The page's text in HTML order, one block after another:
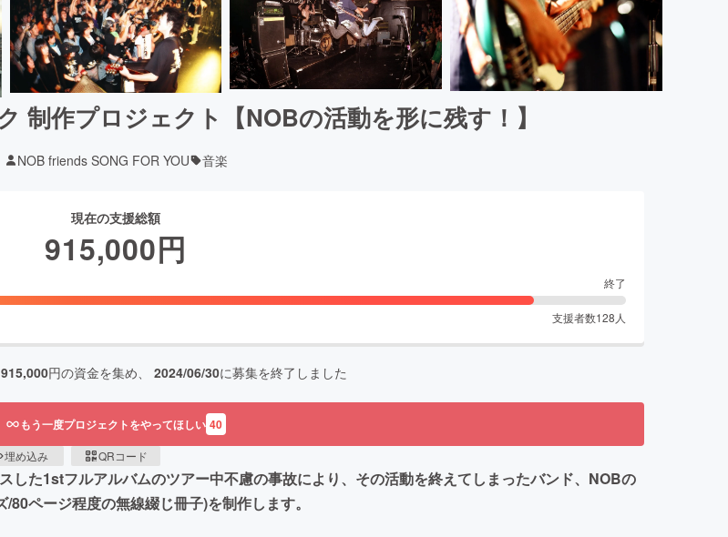
制作プロジェクト【NOBの活動を形に残す！】
NOB friends SONG FOR YOU 音楽
現在の支援総額
915,000円
終了
支援者数128 人
915,000円の資金を集め、 2024/06/30に募集を終了しました
もう一度プロジェクトをやってほしい 40
埋め込み QRコード
した1stフルアルバムのツアー中不慮の事故により、その活動を終えてしまったバンド、NOBの
ページ程度の無線綴じ冊子)を制作します。